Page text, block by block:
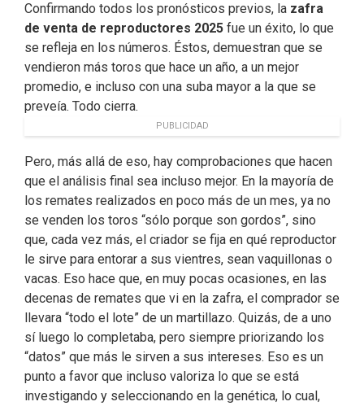
Confirmando todos los pronósticos previos, la zafra
de venta de reproductores 2025 fue un éxito, lo que
se refleja en los números. Éstos, demuestran que se
vendieron más toros que hace un año, a un mejor
promedio, e incluso con una suba mayor a la que se
preveía. Todo cierra.
PUBLICIDAD
Pero, más allá de eso, hay comprobaciones que hacen
que el análisis final sea incluso mejor. En la mayoría de
los remates realizados en poco más de un mes, ya no
se venden los toros “sólo porque son gordos”, sino
que, cada vez más, el criador se fija en qué reproductor
le sirve para entorar a sus vientres, sean vaquillonas o
vacas. Eso hace que, en muy pocas ocasiones, en las
decenas de remates que vi en la zafra, el comprador se
llevara “todo el lote” de un martillazo. Quizás, de a uno
sí luego lo completaba, pero siempre priorizando los
“datos” que más le sirven a sus intereses. Eso es un
punto a favor que incluso valoriza lo que se está
investigando y seleccionando en la genética, lo cual,